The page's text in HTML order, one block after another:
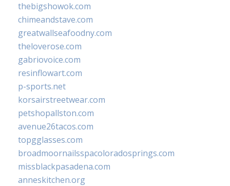
thebigshowok.com
chimeandstave.com
greatwallseafoodny.com
theloverose.com
gabriovoice.com
resinflowart.com
p-sports.net
korsairstreetwear.com
petshopallston.com
avenue26tacos.com
topgglasses.com
broadmoornailsspacoloradosprings.com
missblackpasadena.com
anneskitchen.org